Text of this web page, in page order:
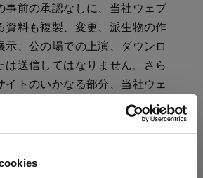
事前の承認なしに、当社ウェブ
資料も複製、変更、派生物の作
示、公の場での上演、ダウンロ
は送信してはなりません。さら
イトのいかなる部分、当社ウェ
セス、当社ウェブサイトの利
ェブサイトを通じて利用可能な
、利用をしてはなりません。